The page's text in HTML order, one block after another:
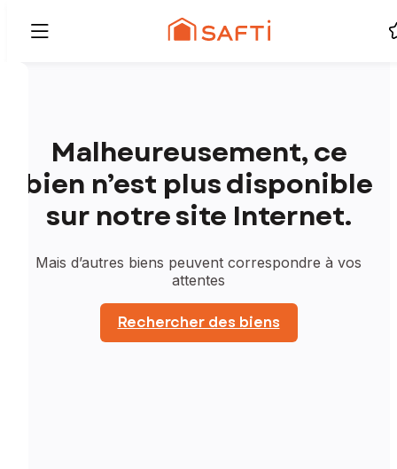
Malheureusement, ce
bien n’est plus disponible
sur notre site Internet.
Mais d’autres biens peuvent correspondre à vos
attentes
Rechercher des biens